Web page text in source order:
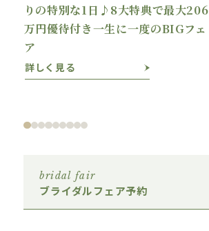
りの特別な1日♪8大特典で最大206
万円優待付き一生に一度のBIGフェ
ア
詳しく見る
bridal fair
ブライダルフェア予約